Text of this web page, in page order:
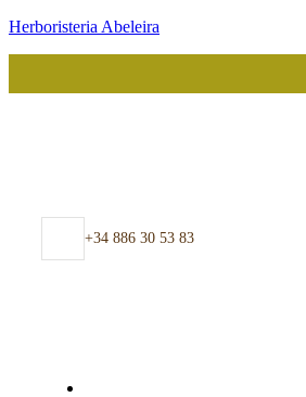
Herboristeria Abeleira
+34 886 30 53 83